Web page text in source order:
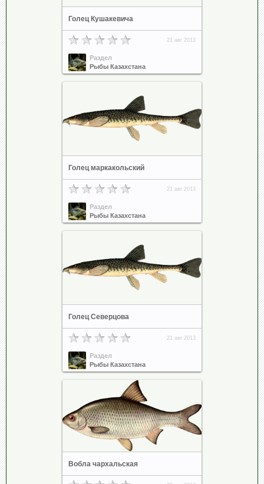
Голец Кушакевича
21 авг 2013
Раздел
Рыбы Казахстана
Голец маркакольский
21 авг 2013
Раздел
Рыбы Казахстана
Голец Северцова
21 авг 2013
Раздел
Рыбы Казахстана
Вобла чархальская